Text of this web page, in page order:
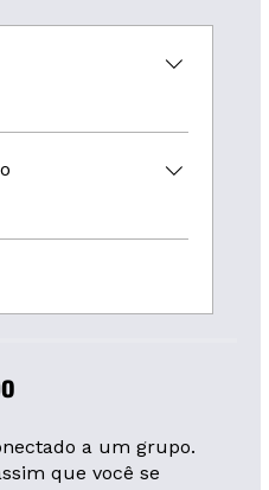
a um grupo.
que você se